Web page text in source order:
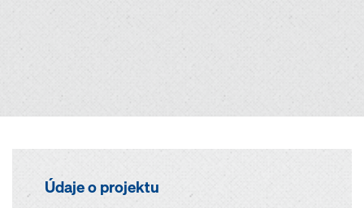
Údaje o projektu